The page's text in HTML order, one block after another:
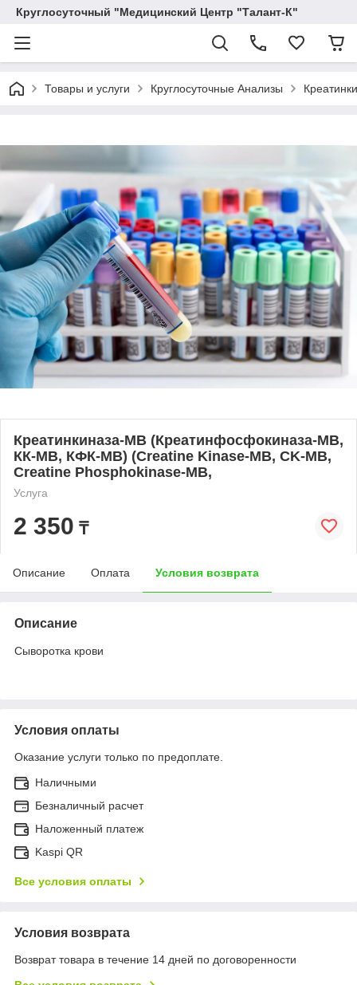
Круглосуточный "Медицинский Центр "Талант-К"
Товары и услуги Круглосуточные Анализы
Креатинкиназа-МВ (Креатинфосфокиназа-МВ,
КК-МВ, КФК-МВ) (Creatine Kinase-MB, CK-MB,
Creatine Phosphokinase-MB,
Услуга
2 350 ₸
Описание Оплата Условия возврата
Описание
Сыворотка крови
Условия оплаты
Оказание услуги только по предоплате.
Наличными
Безналичный расчет
Наложенный платеж
Kaspi QR
Все условия оплаты
Условия возврата
Возврат товара в течение 14 дней по договоренности